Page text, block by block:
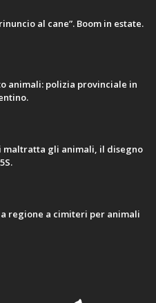
al cane”. Boom in estate.
animali: polizia provinciale in
maltratta gli animali, il disegno
regione a cimiteri per animali